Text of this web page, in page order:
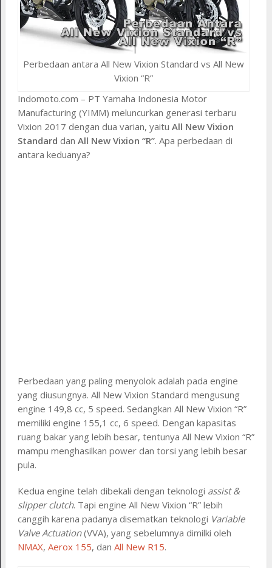
Perbedaan antara All New Vixion Standard vs All New
Vixion “R”
Indomoto.com – PT Yamaha Indonesia Motor
Manufacturing (YIMM) meluncurkan generasi terbaru
Vixion 2017 dengan dua varian, yaitu All New Vixion
Standard dan All New Vixion “R”. Apa perbedaan di
antara keduanya?
Perbedaan yang paling menyolok adalah pada engine
yang diusungnya. All New Vixion Standard mengusung
engine 149,8 cc, 5 speed. Sedangkan All New Vixion “R”
memiliki engine 155,1 cc, 6 speed. Dengan kapasitas
ruang bakar yang lebih besar, tentunya All New Vixion “R”
mampu menghasilkan power dan torsi yang lebih besar
pula.
Kedua engine telah dibekali dengan teknologi assist &
slipper clutch. Tapi engine All New Vixion “R” lebih
canggih karena padanya disematkan teknologi Variable
Valve Actuation(VVA), yang sebelumnya dimilki oleh
NMAX, Aerox 155, dan All New R15.